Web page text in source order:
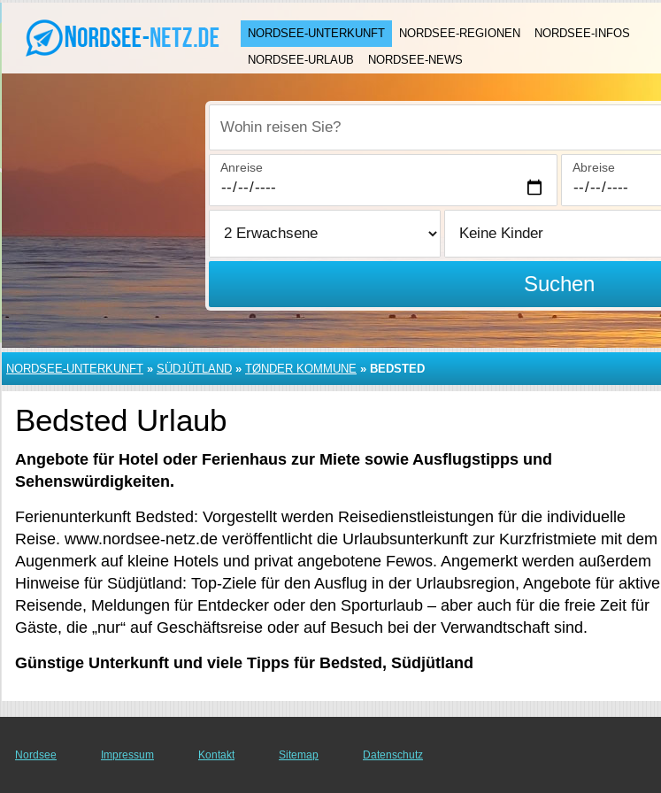
NORDSEE-UNTERKUNFT NORDSEE-REGIONEN
NORDSEE-INFOS
NORDSEE-URLAUB
NORDSEE-NEWS
Wohin reisen Sie?
Anreise Abreise
Suchen
NORDSEE-UNTERKUNFT » SÜDJÜTLAND » TØNDER KOMMUNE » BEDSTED
Bedsted Urlaub
Angebote für Hotel oder Ferienhaus zur Miete sowie Ausflugstipps und
Sehenswürdigkeiten.
Ferienunterkunft Bedsted: Vorgestellt werden Reisedienstleistungen für die individuelle
Reise. www.nordsee-netz.de veröffentlicht die Urlaubsunterkunft zur Kurzfristmiete mit dem
Augenmerk auf kleine Hotels und privat angebotene Fewos. Angemerkt werden außerdem
Hinweise für Südjütland: Top-Ziele für den Ausflug in der Urlaubsregion, Angebote für aktive
Reisende, Meldungen für Entdecker oder den Sporturlaub – aber auch für die freie Zeit für
Gäste, die „nur“ auf Geschäftsreise oder auf Besuch bei der Verwandtschaft sind.
Günstige Unterkunft und viele Tipps für Bedsted, Südjütland
Nordsee Impressum Kontakt Sitemap Datenschutz